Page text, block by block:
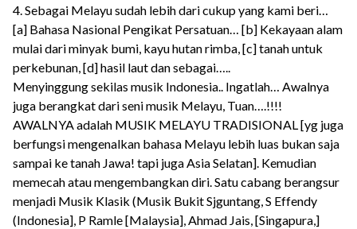
4. Sebagai Melayu sudah lebih dari cukup yang kami beri…
[a] Bahasa Nasional Pengikat Persatuan… [b] Kekayaan alam
mulai dari minyak bumi, kayu hutan rimba, [c] tanah untuk
perkebunan, [d] hasil laut dan sebagai…..
Menyinggung sekilas musik Indonesia.. Ingatlah… Awalnya
juga berangkat dari seni musik Melayu, Tuan….!!!!
AWALNYA adalah MUSIK MELAYU TRADISIONAL [yg juga
berfungsi mengenalkan bahasa Melayu lebih luas bukan saja
sampai ke tanah Jawa! tapi juga Asia Selatan]. Kemudian
memecah atau mengembangkan diri. Satu cabang berangsur
menjadi Musik Klasik (Musik Bukit Sjguntang, S Effendy
(Indonesia], P Ramle [Malaysia], Ahmad Jais, [Singapura,]